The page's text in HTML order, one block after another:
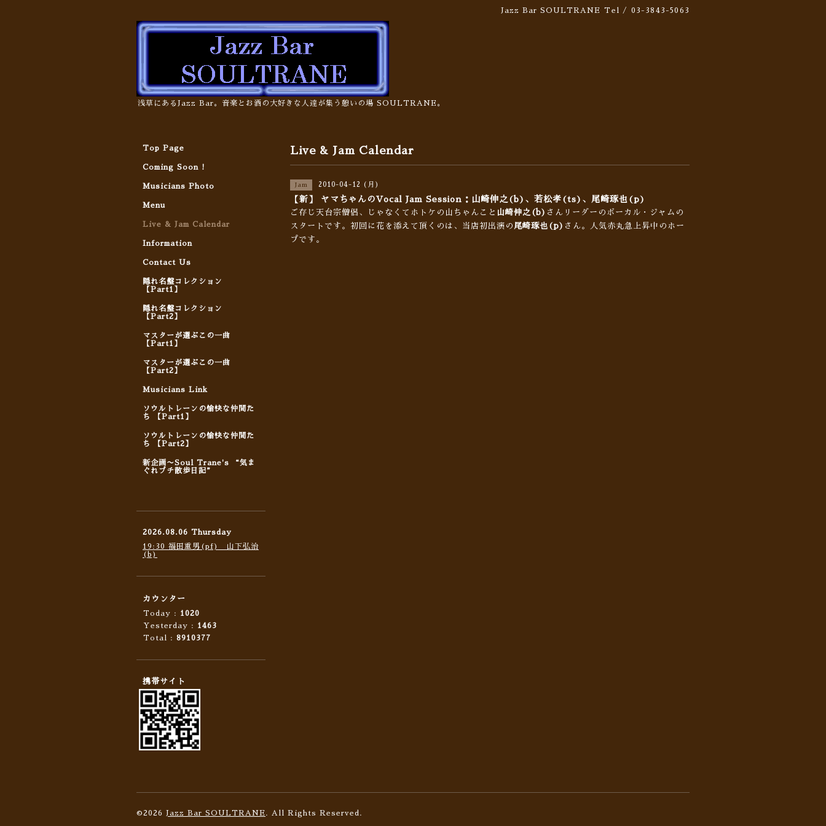
Jazz Bar SOULTRANE Tel / 03-3843-5063
浅草にあるJazz Bar。音楽とお酒の大好きな人達が集う憩いの場 SOULTRANE。
Live & Jam Calendar
Jam 2010-04-12 (月)
【新】 ヤマちゃんのVocal Jam Session：山崎伸之(b)、若松孝(ts)、尾崎琢也(p)
ご存じ天台宗僧侶、じゃなくてホトケの山ちゃんこと 山崎伸之(b) さんリーダーのボーカル・ジャムの
スタートです。初回に花を添えて頂くのは、当店初出演の 尾崎琢也(p) さん。人気赤丸急上昇中のホー
プです。
Top Page
Coming Soon !
Musicians Photo
Menu
Live & Jam Calendar
Information
Contact Us
隠れ名盤コレクション
【Part1】
隠れ名盤コレクション
【Part2】
マスターが選ぶこの一曲
【Part1】
マスターが選ぶこの一曲
【Part2】
Musicians Link
ソウルトレーンの愉快な仲間た
ち 【Part1】
ソウルトレーンの愉快な仲間た
ち 【Part2】
新企画〜Soul Trane's “気ま
ぐれプチ散歩日記”
2026.08.06 Thursday
19:30 福田重男(pf) 山下弘治
(b)
カウンター
Today : 1020
Yesterday : 1463
Total : 8910377
携帯サイト
©2026 Jazz Bar SOULTRANE . All Rights Reserved.